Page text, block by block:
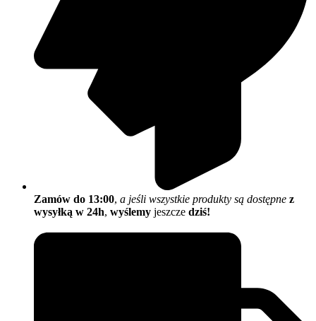
Zamów do 13:00, a jeśli wszystkie produkty są dostępne z
wysyłką w 24h, wyślemy jeszcze dziś!